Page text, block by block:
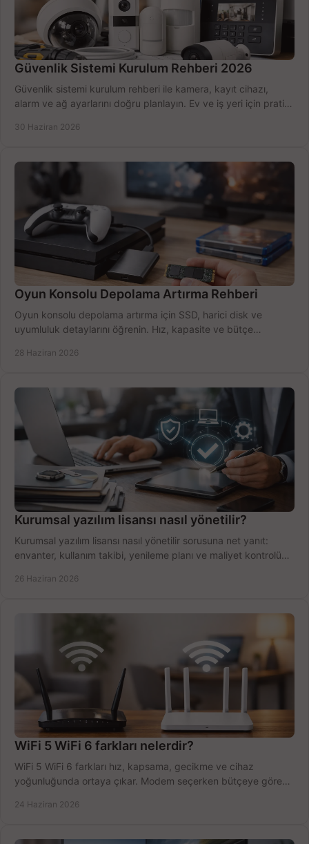
Güvenlik Sistemi Kurulum Rehberi 2026
Güvenlik sistemi kurulum rehberi ile kamera, kayıt cihazı,
alarm ve ağ ayarlarını doğru planlayın. Ev ve iş yeri için pratik
30 Haziran 2026
Oyun Konsolu Depolama Artırma Rehberi
Oyun konsolu depolama artırma için SSD, harici disk ve
uyumluluk detaylarını öğrenin. Hız, kapasite ve bütçe
28 Haziran 2026
Kurumsal yazılım lisansı nasıl yönetilir?
Kurumsal yazılım lisansı nasıl yönetilir sorusuna net yanıt:
envanter, kullanım takibi, yenileme planı ve maliyet kontrolü
26 Haziran 2026
WiFi 5 WiFi 6 farkları nelerdir?
WiFi 5 WiFi 6 farkları hız, kapsama, gecikme ve cihaz
yoğunluğunda ortaya çıkar. Modem seçerken bütçeye göre
24 Haziran 2026